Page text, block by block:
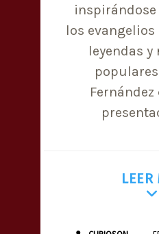
los
leyendas y
Fernández
LEER